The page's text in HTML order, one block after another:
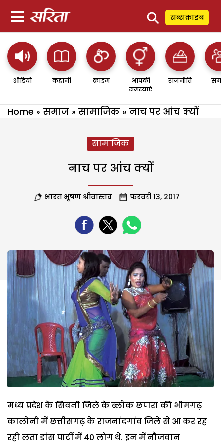
⚲ सब्सक्राइब
ऑडियो कहानी क्राइम
आपकी
समस्याएं
राजनीति
Home » समाज » सामाजिक » नाच पर आंच क्यों
सामाजिक
नाच पर आंच क्यों
भारत भूषण श्रीवास्तव फरवरी 13, 2017
मध्य प्रदेश के सिवनी जिले के ब्लौक छपारा की भीमगढ़
कालोनी में छत्तीसगढ़ के राजनांदगांव जिले से आ कर रह
रही लता डांस पार्टी में 40 लोग थे. इन में नौजवान